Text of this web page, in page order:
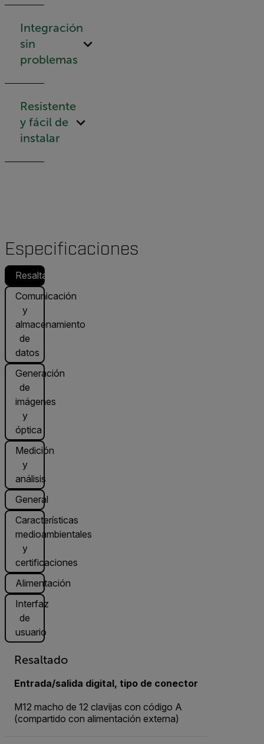
Integración
sin
problemas
Resistente
y fácil de
instalar
Especificaciones
Resaltado
Comunicación
y
almacenamiento
de
datos
Generación
de
imágenes
y
óptica
Medición
y
análisis
General
Características
medioambientales
y
certificaciones
Alimentación
Interfaz
de
usuario
Resaltado
Entrada/salida digital, tipo de conector
M12 macho de 12 clavijas con código A
(compartido con alimentación externa)